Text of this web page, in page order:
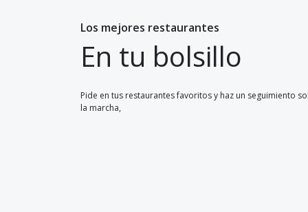
Los mejores restaurantes
En tu bolsillo
Pide en tus restaurantes favoritos y haz un seguimiento
la marcha,